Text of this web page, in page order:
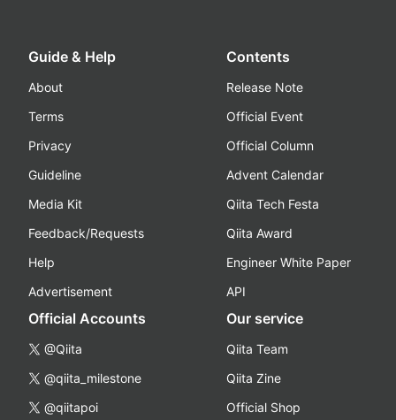
Guide & Help
About
Terms
Privacy
Guideline
Media Kit
Feedback/Requests
Help
Advertisement
Contents
Release Note
Official Event
Official Column
Advent Calendar
Qiita Tech Festa
Qiita Award
Engineer White Paper
API
Official Accounts
@Qiita
@qiita_milestone
@qiitapoi
Our service
Qiita Team
Qiita Zine
Official Shop